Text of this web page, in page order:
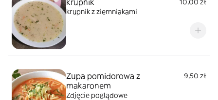
krupnik
10,00 zł
krupnik z ziemniakami
Zupa pomidorowa z
makaronem
9,50 zł
Zdjęcie poglądowe